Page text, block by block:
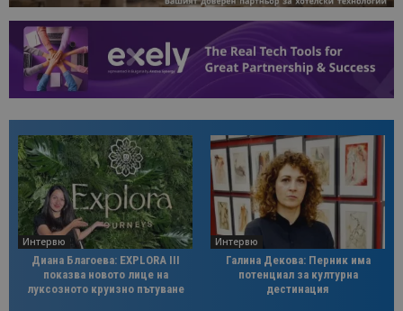
Интервю
Диана Благоева: EXPLORA III
показва новото лице на
луксозното круизно пътуване
Интервю
Галина Декова: Перник има
потенциал за културна
дестинация